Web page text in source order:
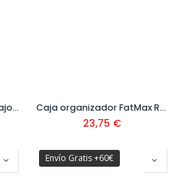
Caja Organizador con Cajones Caja organizador FatMax Ref. 1-97-518
23,75 €
Envío Gratis +60€